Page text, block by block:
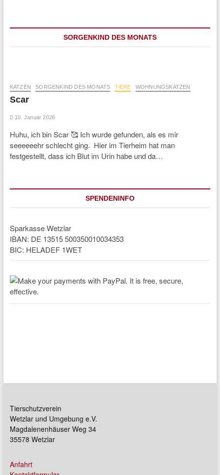
SORGENKIND DES MONATS
KATZEN SORGENKIND DES MONATS TIERE WOHNUNGSKATZEN
Scar
10. Januar 2026
Huhu, ich bin Scar 🥰 Ich wurde gefunden, als es mir
seeeeeehr schlecht ging. Hier im Tierheim hat man
festgestellt, dass ich Blut im Urin habe und da…
SPENDENINFO
Sparkasse Wetzlar
IBAN: DE 13515 500350010034353
BIC: HELADEF 1WET
Tierschutzverein
Wetzlar und Umgebung e.V.
Magdalenenhäuser Weg 34
35578 Wetzlar
Anfahrt